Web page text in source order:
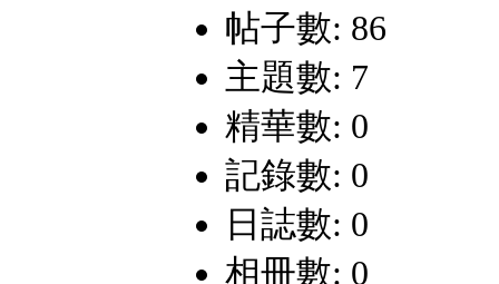
帖子數: 86
主題數: 7
精華數: 0
記錄數: 0
日誌數: 0
相冊數: 0